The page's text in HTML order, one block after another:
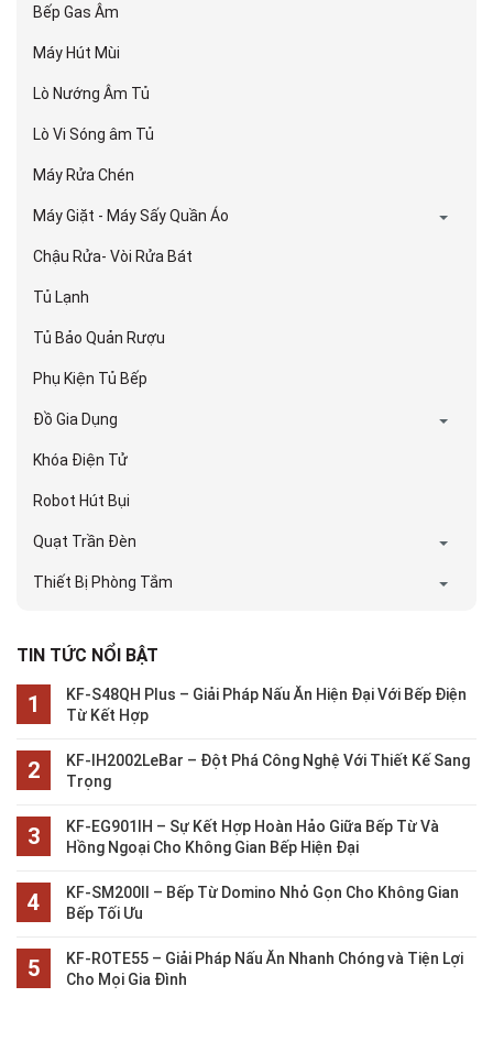
Bếp Gas Âm
Máy Hút Mùi
Lò Nướng Âm Tủ
Lò Vi Sóng âm Tủ
Máy Rửa Chén
Máy Giặt - Máy Sấy Quần Áo
Chậu Rửa- Vòi Rửa Bát
Tủ Lạnh
Tủ Bảo Quản Rượu
Phụ Kiện Tủ Bếp
Đồ Gia Dụng
Khóa Điện Tử
Robot Hút Bụi
Quạt Trần Đèn
Thiết Bị Phòng Tắm
TIN TỨC NỔI BẬT
KF-S48QH Plus – Giải Pháp Nấu Ăn Hiện Đại Với Bếp Điện
Từ Kết Hợp
KF-IH2002LeBar – Đột Phá Công Nghệ Với Thiết Kế Sang
Trọng
KF-EG901IH – Sự Kết Hợp Hoàn Hảo Giữa Bếp Từ Và
Hồng Ngoại Cho Không Gian Bếp Hiện Đại
KF-SM200II – Bếp Từ Domino Nhỏ Gọn Cho Không Gian
Bếp Tối Ưu
KF-ROTE55 – Giải Pháp Nấu Ăn Nhanh Chóng và Tiện Lợi
Cho Mọi Gia Đình